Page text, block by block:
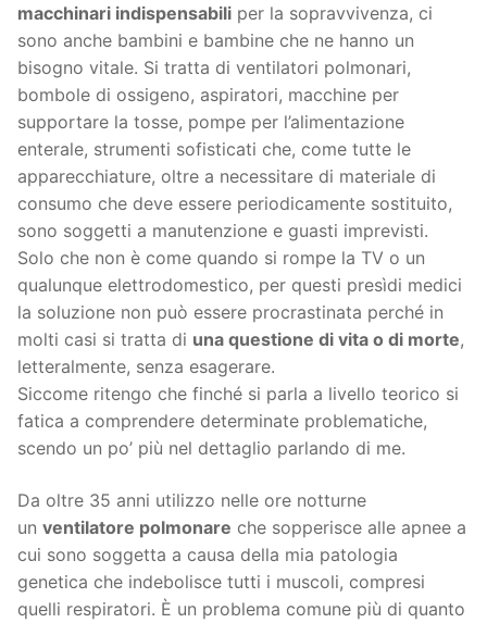
macchinari indispensabili per la sopravvivenza, ci
sono anche bambini e bambine che ne hanno un
bisogno vitale. Si tratta di ventilatori polmonari,
bombole di ossigeno, aspiratori, macchine per
supportare la tosse, pompe per l’alimentazione
enterale, strumenti sofisticati che, come tutte le
apparecchiature, oltre a necessitare di materiale di
consumo che deve essere periodicamente sostituito,
sono soggetti a manutenzione e guasti imprevisti.
Solo che non è come quando si rompe la TV o un
qualunque elettrodomestico, per questi presìdi medici
la soluzione non può essere procrastinata perché in
molti casi si tratta di una questione di vita o di morte,
letteralmente, senza esagerare.
Siccome ritengo che finché si parla a livello teorico si
fatica a comprendere determinate problematiche,
scendo un po’ più nel dettaglio parlando di me.
Da oltre 35 anni utilizzo nelle ore notturne
un ventilatore polmonare che sopperisce alle apnee a
cui sono soggetta a causa della mia patologia
genetica che indebolisce tutti i muscoli, compresi
quelli respiratori. È un problema comune più di quanto